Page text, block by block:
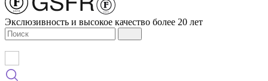
Экслюзивность и высокое качество более 20 лет